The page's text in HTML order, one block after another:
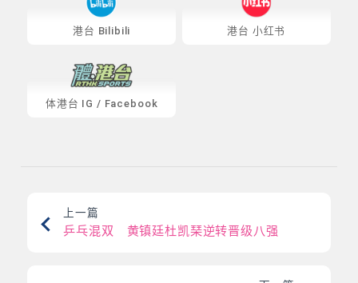
港台 Bilibili 港台 小红书
体港台 IG / Facebook
上一篇
乒乓混双 黄镇廷杜凯琹逆转晋级八强